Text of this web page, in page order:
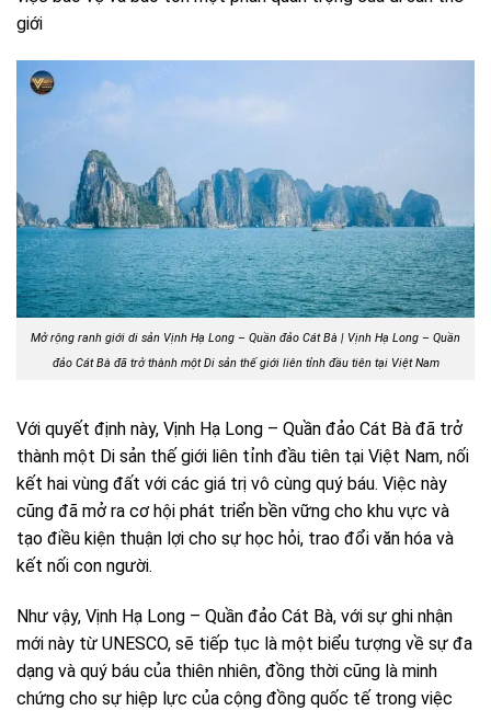
giới
Mở rộng ranh giới di sản Vịnh Hạ Long – Quần đảo Cát Bà | Vịnh Hạ Long – Quần
đảo Cát Bà đã trở thành một Di sản thế giới liên tỉnh đầu tiên tại Việt Nam
Với quyết định này, Vịnh Hạ Long – Quần đảo Cát Bà đã trở
thành một Di sản thế giới liên tỉnh đầu tiên tại Việt Nam, nối
kết hai vùng đất với các giá trị vô cùng quý báu. Việc này
cũng đã mở ra cơ hội phát triển bền vững cho khu vực và
tạo điều kiện thuận lợi cho sự học hỏi, trao đổi văn hóa và
kết nối con người.
Như vậy, Vịnh Hạ Long – Quần đảo Cát Bà, với sự ghi nhận
mới này từ UNESCO, sẽ tiếp tục là một biểu tượng về sự đa
dạng và quý báu của thiên nhiên, đồng thời cũng là minh
chứng cho sự hiệp lực của cộng đồng quốc tế trong việc